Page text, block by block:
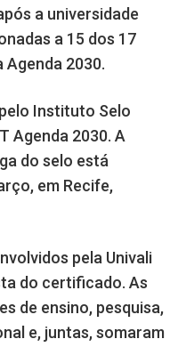
a universidade
a 15 dos 17
2030.
Instituto Selo
Agenda 2030. A
do selo está
em Recife,
pela Univali
do certificado. As
de ensino, pesquisa,
e, juntas, somaram